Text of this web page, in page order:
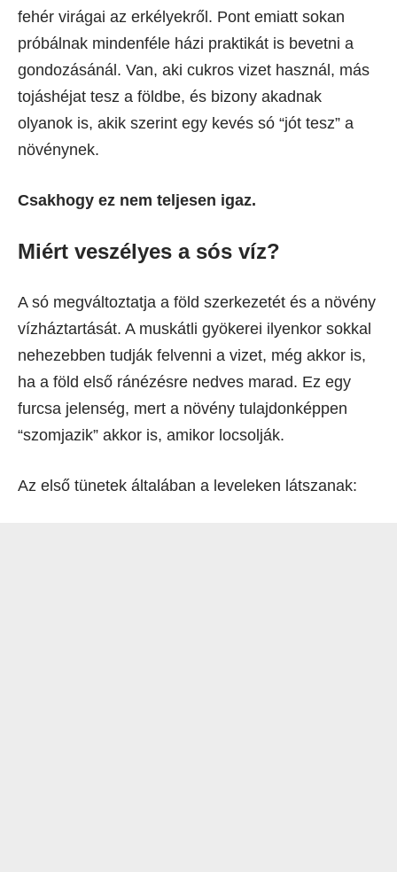
fehér virágai az erkélyekről. Pont emiatt sokan
próbálnak mindenféle házi praktikát is bevetni a
gondozásánál. Van, aki cukros vizet használ, más
tojáshéjat tesz a földbe, és bizony akadnak
olyanok is, akik szerint egy kevés só “jót tesz” a
növénynek.
Csakhogy ez nem teljesen igaz.
Miért veszélyes a sós víz?
A só megváltoztatja a föld szerkezetét és a növény
vízháztartását. A muskátli gyökerei ilyenkor sokkal
nehezebben tudják felvenni a vizet, még akkor is,
ha a föld első ránézésre nedves marad. Ez egy
furcsa jelenség, mert a növény tulajdonképpen
“szomjazik” akkor is, amikor locsolják.
Az első tünetek általában a leveleken látszanak: